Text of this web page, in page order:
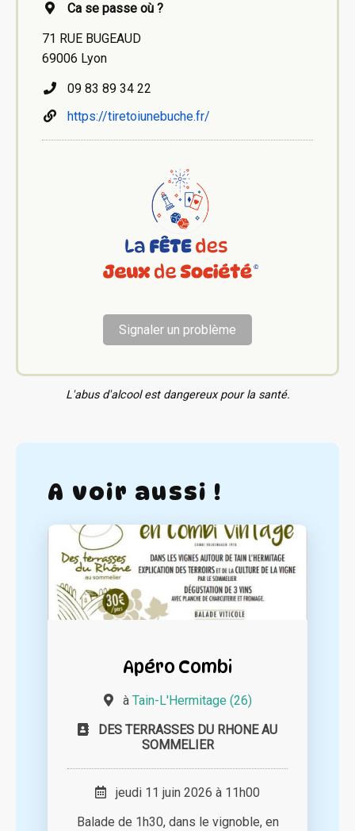
Ca se passe où ?
71 RUE BUGEAUD
69006 Lyon
09 83 89 34 22
https://tiretoiunebuche.fr/
Signaler un problème
L'abus d'alcool est dangereux pour la santé.
A voir aussi !
Apéro Combi
à Tain-L'Hermitage (26)
DES TERRASSES DU RHONE AU
SOMMELIER
jeudi 11 juin 2026 à 11h00
Balade de 1h30, dans le vignoble, en